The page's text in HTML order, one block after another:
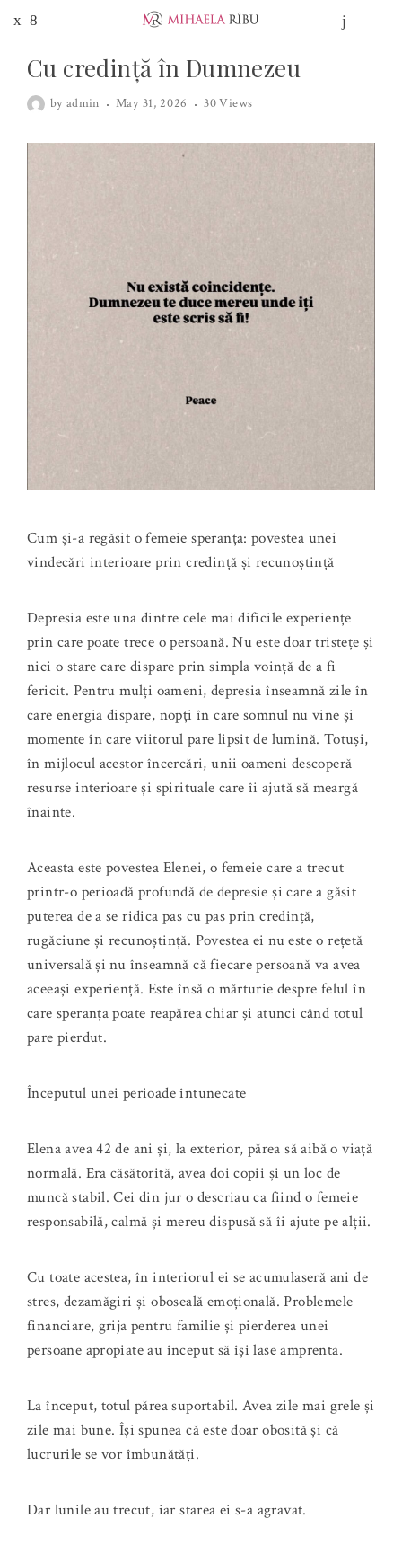
Cu credință în Dumnezeu
by admin May 31, 2026 30 Views
Cum și-a regăsit o femeie speranța: povestea unei
vindecări interioare prin credință și recunoștință
Depresia este una dintre cele mai dificile experiențe
prin care poate trece o persoană. Nu este doar tristețe și
nici o stare care dispare prin simpla voință de a fi
fericit. Pentru mulți oameni, depresia înseamnă zile în
care energia dispare, nopți în care somnul nu vine și
momente în care viitorul pare lipsit de lumină. Totuși,
în mijlocul acestor încercări, unii oameni descoperă
resurse interioare și spirituale care îi ajută să meargă
înainte.
Aceasta este povestea Elenei, o femeie care a trecut
printr-o perioadă profundă de depresie și care a găsit
puterea de a se ridica pas cu pas prin credință,
rugăciune și recunoștință. Povestea ei nu este o rețetă
universală și nu înseamnă că fiecare persoană va avea
aceeași experiență. Este însă o mărturie despre felul în
care speranța poate reapărea chiar și atunci când totul
pare pierdut.
Începutul unei perioade întunecate
Elena avea 42 de ani și, la exterior, părea să aibă o viață
normală. Era căsătorită, avea doi copii și un loc de
muncă stabil. Cei din jur o descriau ca fiind o femeie
responsabilă, calmă și mereu dispusă să îi ajute pe alții.
Cu toate acestea, în interiorul ei se acumulaseră ani de
stres, dezamăgiri și oboseală emoțională. Problemele
financiare, grija pentru familie și pierderea unei
persoane apropiate au început să își lase amprenta.
La început, totul părea suportabil. Avea zile mai grele și
zile mai bune. Își spunea că este doar obosită și că
lucrurile se vor îmbunătăți.
Dar lunile au trecut, iar starea ei s-a agravat.